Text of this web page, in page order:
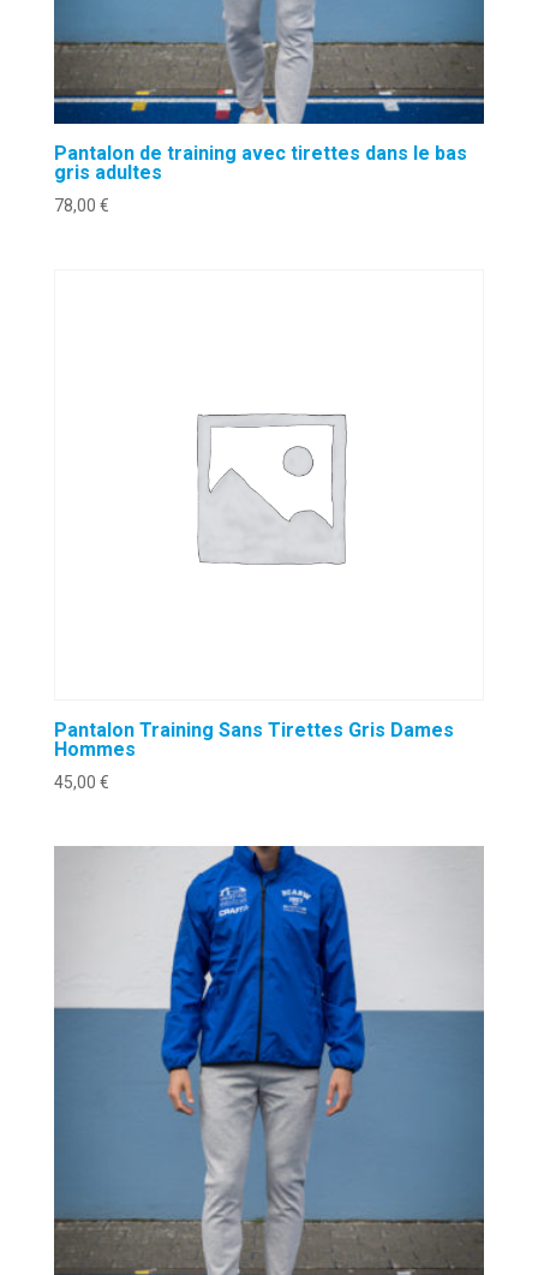
Pantalon de training avec tirettes dans le bas
gris adultes
78,00 €
Pantalon Training Sans Tirettes Gris Dames
Hommes
45,00 €